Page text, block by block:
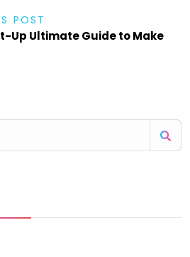
POST
Up Ultimate Guide to Make